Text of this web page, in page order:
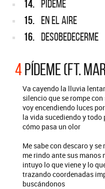
14. PÍDEME
15. EN EL AIRE
16. DESOBEDECERME
4PÍDEME (FT.
Va cayendo la lluvia
silencio que se rompe
voy encendiendo luces
la vida sucediendo y todo
cómo pasa un olor
Me sabe con descaro y se
me rindo ante sus manos
intuyo lo que viene y lo
trazando coordenadas
buscándonos